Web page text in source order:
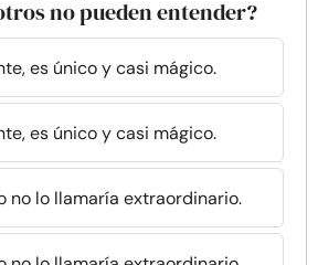
no pueden entender?
es único y casi mágico.
es único y casi mágico.
no lo llamaría extraordinario.